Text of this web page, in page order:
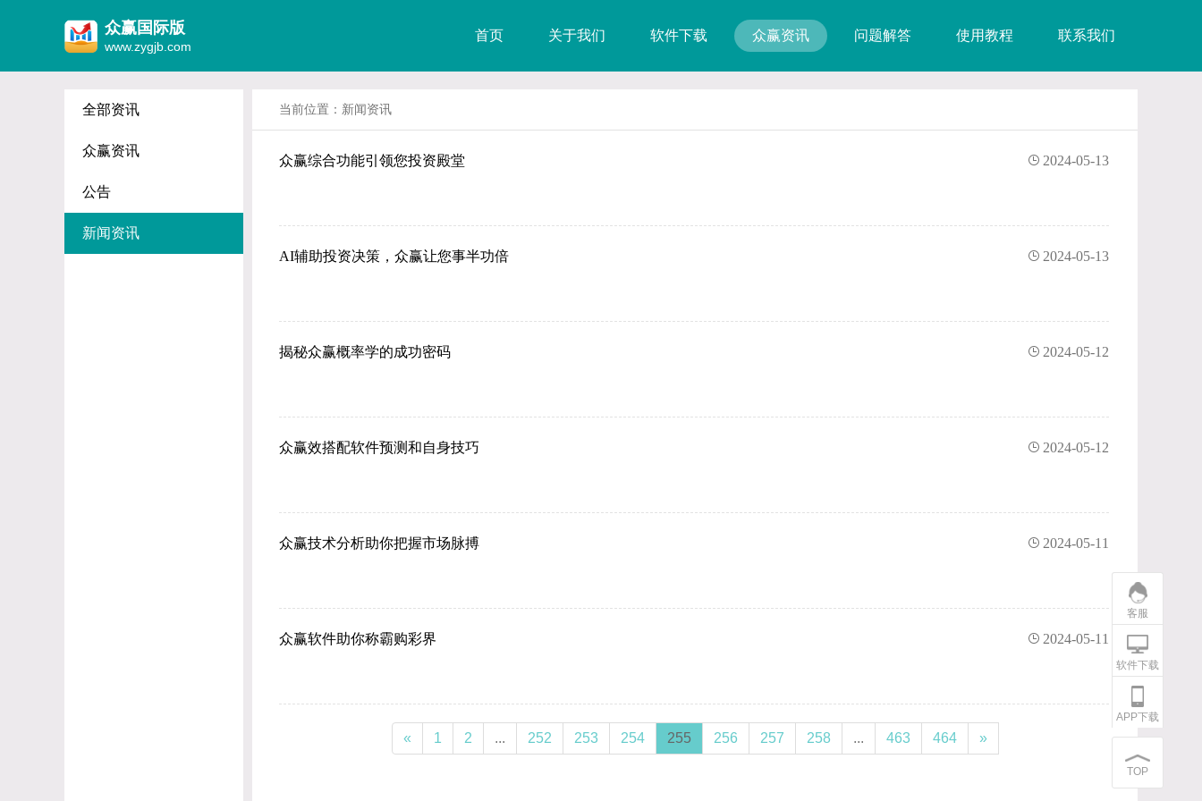
众赢国际版
www.zygjb.com
首页 关于我们 软件下载 众赢资讯 问题解答 使用教程 联系我们
全部资讯
众赢资讯
公告
新闻资讯
当前位置： 新闻资讯
众赢综合功能引领您投资殿堂 2024-05-13
AI辅助投资决策，众赢让您事半功倍 2024-05-13
揭秘众赢概率学的成功密码 2024-05-12
众赢效搭配软件预测和自身技巧 2024-05-12
众赢技术分析助你把握市场脉搏 2024-05-11
众赢软件助你称霸购彩界 2024-05-11
« 1 2 ... 252 253 254 255 256 257 258 ... 463 464 »
客服
软件下载
APP下载
TOP